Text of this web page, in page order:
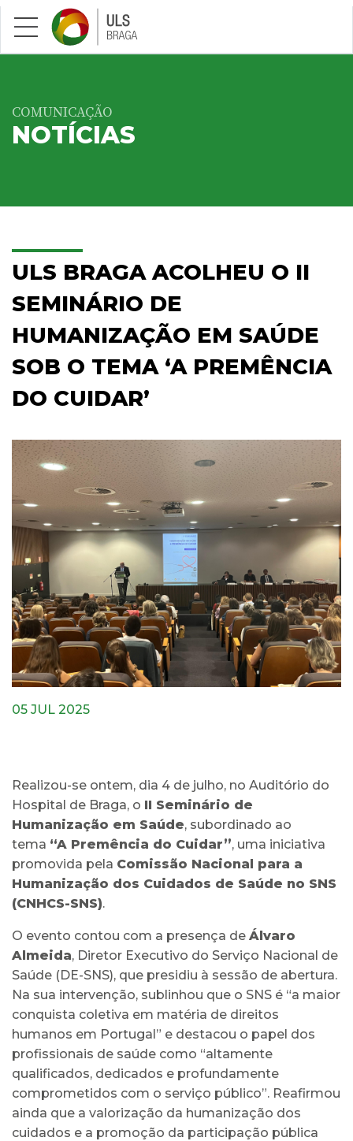
Saltar para conteúdo principal
COMUNICAÇÃO
NOTÍCIAS
ULS BRAGA ACOLHEU O II
SEMINÁRIO DE
HUMANIZAÇÃO EM SAÚDE
SOB O TEMA ‘A PREMÊNCIA
DO CUIDAR’
05 JUL 2025
Realizou-se ontem, dia 4 de julho, no Auditório do
Hospital de Braga, o II Seminário de
Humanização em Saúde, subordinado ao
tema “A Premência do Cuidar”, uma iniciativa
promovida pela Comissão Nacional para a
Humanização dos Cuidados de Saúde no SNS
(CNHCS-SNS).
O evento contou com a presença de Álvaro
Almeida, Diretor Executivo do Serviço Nacional de
Saúde (DE-SNS), que presidiu à sessão de abertura.
Na sua intervenção, sublinhou que o SNS é “a maior
conquista coletiva em matéria de direitos
humanos em Portugal” e destacou o papel dos
profissionais de saúde como “altamente
qualificados, dedicados e profundamente
comprometidos com o serviço público”. Reafirmou
ainda que a valorização da humanização dos
cuidados e a promoção da participação pública